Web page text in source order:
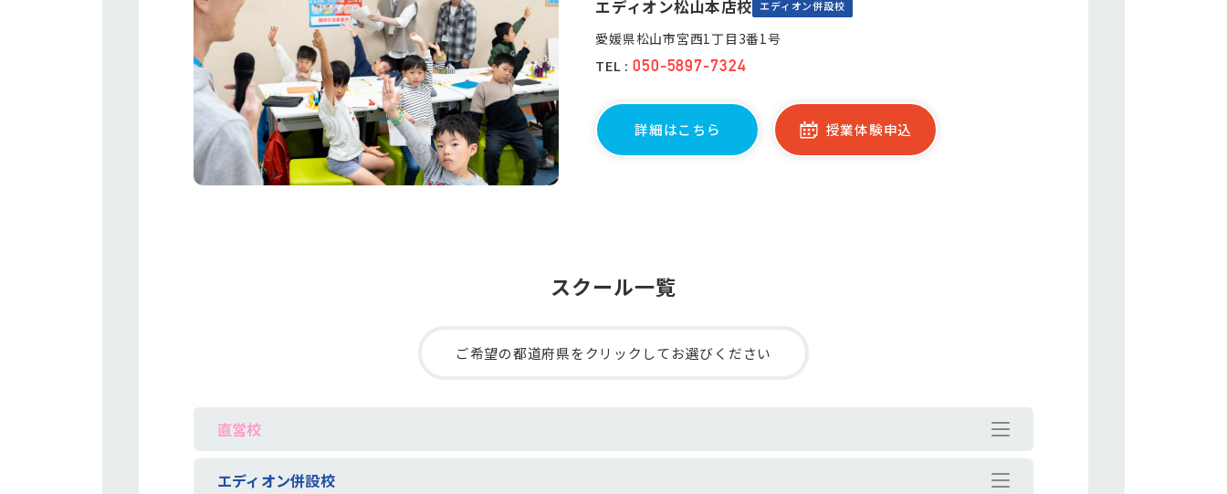
エディオン松山本店校 エディオン併設校
愛媛県松山市宮西1丁目3番1号
TEL : 050-5897-7324
詳細はこちら 授業体験申込
スクール一覧
ご希望の都道府県をクリックしてお選びください
直営校
エディオン併設校